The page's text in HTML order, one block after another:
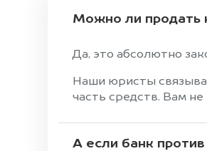
Можно ли продать
Да, это абсолютно
Наши юристы
часть средств. Вам
А если банк